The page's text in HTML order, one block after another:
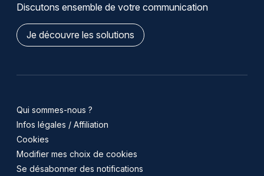
Discutons ensemble de votre communication
Je découvre les solutions
Qui sommes-nous ?
Infos légales / Affiliation
Cookies
Modifier mes choix de cookies
Se désabonner des notifications